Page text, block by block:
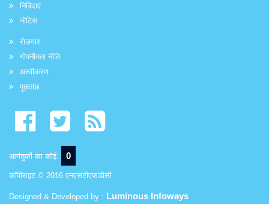
निविदाएं
नोटिस
रोज़गार
गोपनीयता नीति
अस्वीकरण
पूछताछ
आगंतुकों का कोई: 0
कॉपीराइट © 2016 एनएसटीएफडीसी
Designed & Developed by : Luminous Infoways